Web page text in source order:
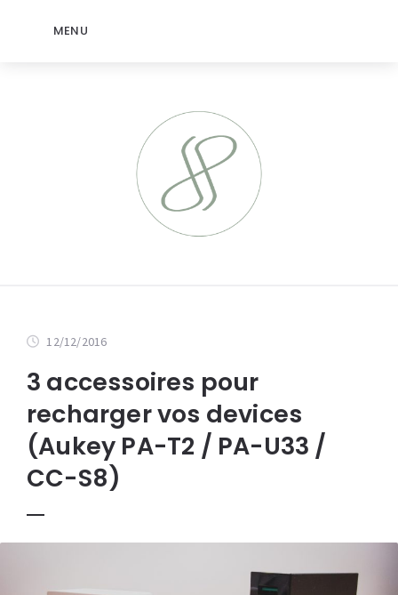
MENU
12/12/2016
3 accessoires pour
recharger vos devices
(Aukey PA-T2 / PA-U33 /
CC-S8)